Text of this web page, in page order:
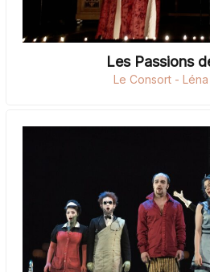
Les Passions
Le Consort -